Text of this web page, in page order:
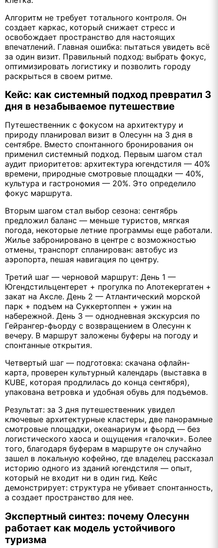
Алгоритм не требует тотального контроля. Он
создает каркас, который снижает стресс и
освобождает пространство для настоящих
впечатлений. Главная ошибка: пытаться увидеть всё
за один визит. Правильный подход: выбрать фокус,
оптимизировать логистику и позволить городу
раскрыться в своем ритме.
Кейс: как системный подход превратил 3
дня в незабываемое путешествие
Путешественник с фокусом на архитектуру и
природу планировал визит в Олесунн на 3 дня в
сентябре. Вместо спонтанного бронирования он
применил системный подход. Первым шагом стал
аудит приоритетов: архитектура югендстиля — 40%
времени, природные смотровые площадки — 40%,
культура и гастрономия — 20%. Это определило
фокус маршрута.
Вторым шагом стал выбор сезона: сентябрь
предложил баланс — меньше туристов, мягкая
погода, некоторые летние программы еще работали.
Жилье забронировано в центре с возможностью
отмены, транспорт спланирован: автобус из
аэропорта, пешая навигация по центру.
Третий шаг — черновой маршрут: День 1 —
Югендстильцентерет + прогулка по Апотекергатен +
закат на Аксле. День 2 — Атлантический морской
парк + подъем на Суккертоппен + ужин на
набережной. День 3 — однодневная экскурсия по
Гейрангер-фьорду с возвращением в Олесунн к
вечеру. В маршрут заложены буферы на погоду и
спонтанные открытия.
Четвертый шаг — подготовка: скачана офлайн-
карта, проверен культурный календарь (выставка в
KUBE, которая продлилась до конца сентября),
упакована ветровка и удобная обувь для подъемов.
Результат: за 3 дня путешественник увидел
ключевые архитектурные кластеры, две панорамные
смотровые площадки, океанариум и фьорд — без
логистического хаоса и ощущения «галочки». Более
того, благодаря буферам в маршруте он случайно
зашел в локальную кофейню, где владелец рассказал
историю одного из зданий югендстиля — опыт,
который не входит ни в один гид. Кейс
демонстрирует: структура не убивает спонтанность,
а создает пространство для нее.
Экспертный синтез: почему Олесунн
работает как модель устойчивого
туризма